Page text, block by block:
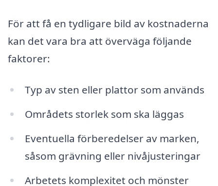
För att få en tydligare bild av kostnaderna
kan det vara bra att överväga följande
faktorer:
Typ av sten eller plattor som används
Områdets storlek som ska läggas
Eventuella förberedelser av marken,
såsom grävning eller nivåjusteringar
Arbetets komplexitet och mönster